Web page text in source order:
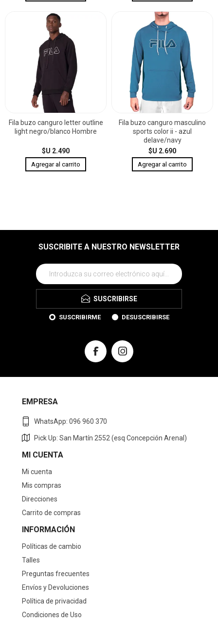
Fila buzo canguro letter outline
light negro/blanco Hombre
$U 2.490
Fila buzo canguro masculino
sports color ii - azul
delave/navy
$U 2.690
SUSCRIBITE A NUESTRO NEWSLETTER
SUSCRIBIRSE
SUSCRIBIRME DESUSCRIBIRSE
EMPRESA
WhatsApp: 096 960 370
Pick Up: San Martín 2552 (esq Concepción Arenal)
MI CUENTA
Mi cuenta
Mis compras
Direcciones
Carrito de compras
INFORMACIÓN
Políticas de cambio
Talles
Preguntas frecuentes
Envíos y Devoluciones
Política de privacidad
Condiciones de Uso